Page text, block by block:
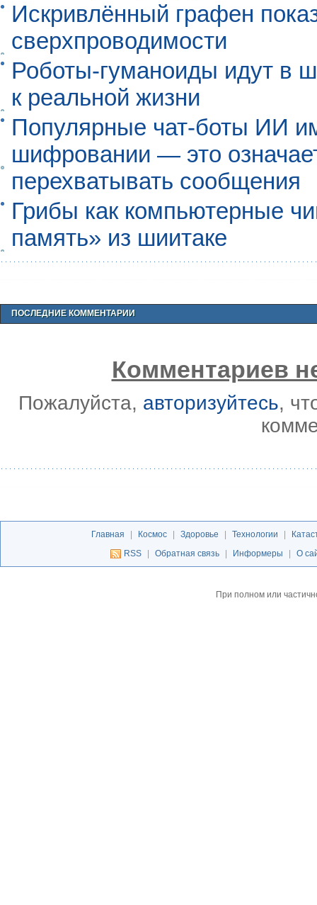
Искривлённый графен
сверхпроводимости
Роботы-гуманоиды идут в
к реальной жизни
Популярные чат-боты ИИ
шифровании — это
перехватывать сообщения
Грибы как компьютерные
память» из шиитаке
ПОСЛЕДНИЕ КОММЕНТАРИИ
Комментариев
Пожалуйста, авторизуйтесь,
Главная Космос Здоровье Технологии
RSS
Обратная связь Информеры О
При полном или